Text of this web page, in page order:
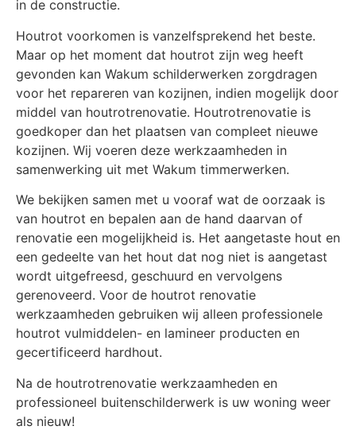
in de constructie.
Houtrot voorkomen is vanzelfsprekend het beste.
Maar op het moment dat houtrot zijn weg heeft
gevonden kan Wakum schilderwerken zorgdragen
voor het repareren van kozijnen, indien mogelijk door
middel van houtrotrenovatie. Houtrotrenovatie is
goedkoper dan het plaatsen van compleet nieuwe
kozijnen. Wij voeren deze werkzaamheden in
samenwerking uit met Wakum timmerwerken.
We bekijken samen met u vooraf wat de oorzaak is
van houtrot en bepalen aan de hand daarvan of
renovatie een mogelijkheid is. Het aangetaste hout en
een gedeelte van het hout dat nog niet is aangetast
wordt uitgefreesd, geschuurd en vervolgens
gerenoveerd. Voor de houtrot renovatie
werkzaamheden gebruiken wij alleen professionele
houtrot vulmiddelen- en lamineer producten en
gecertificeerd hardhout.
Na de houtrotrenovatie werkzaamheden en
professioneel buitenschilderwerk is uw woning weer
als nieuw!